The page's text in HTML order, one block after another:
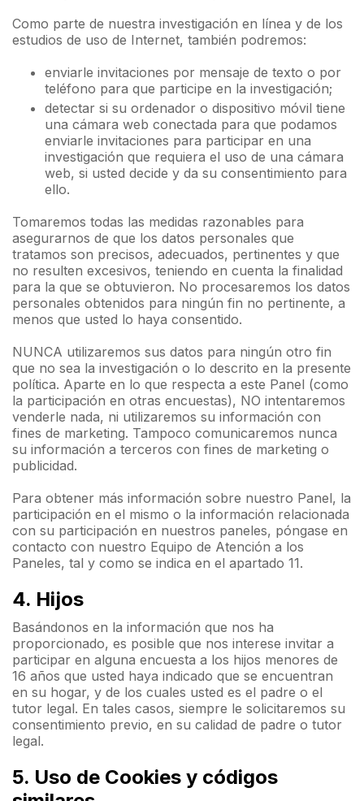
Como parte de nuestra investigación en línea y de los
estudios de uso de Internet, también podremos:
enviarle invitaciones por mensaje de texto o por
teléfono para que participe en la investigación;
detectar si su ordenador o dispositivo móvil tiene
una cámara web conectada para que podamos
enviarle invitaciones para participar en una
investigación que requiera el uso de una cámara
web, si usted decide y da su consentimiento para
ello.
Tomaremos todas las medidas razonables para
asegurarnos de que los datos personales que
tratamos son precisos, adecuados, pertinentes y que
no resulten excesivos, teniendo en cuenta la finalidad
para la que se obtuvieron. No procesaremos los datos
personales obtenidos para ningún fin no pertinente, a
menos que usted lo haya consentido.
NUNCA utilizaremos sus datos para ningún otro fin
que no sea la investigación o lo descrito en la presente
política. Aparte en lo que respecta a este Panel (como
la participación en otras encuestas), NO intentaremos
venderle nada, ni utilizaremos su información con
fines de marketing. Tampoco comunicaremos nunca
su información a terceros con fines de marketing o
publicidad.
Para obtener más información sobre nuestro Panel, la
participación en el mismo o la información relacionada
con su participación en nuestros paneles, póngase en
contacto con nuestro Equipo de Atención a los
Paneles, tal y como se indica en el apartado 11.
4. Hijos
Basándonos en la información que nos ha
proporcionado, es posible que nos interese invitar a
participar en alguna encuesta a los hijos menores de
16 años que usted haya indicado que se encuentran
en su hogar, y de los cuales usted es el padre o el
tutor legal. En tales casos, siempre le solicitaremos su
consentimiento previo, en su calidad de padre o tutor
legal.
5. Uso de Cookies y códigos